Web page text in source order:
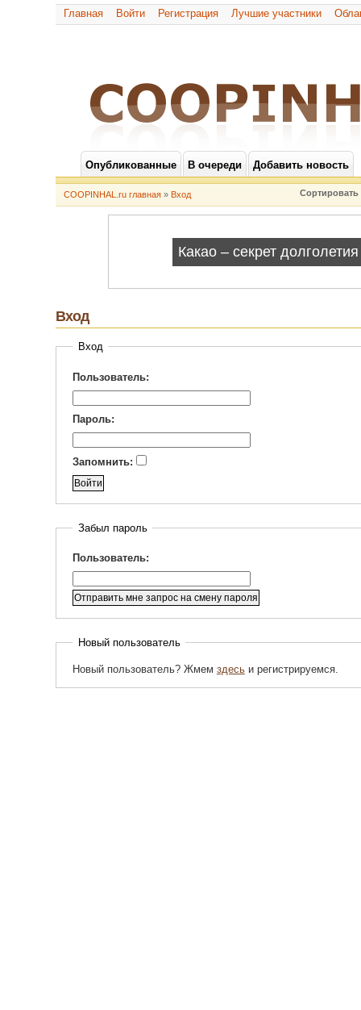
Главная Войти Регистрация Лучшие участники
Опубликованные В очереди Добавить новость
COOPINHAL.ru главная » Вход
Вход
Вход
Пользователь:
Пароль:
Запомнить:
Забыл пароль
Пользователь:
Новый пользователь
Новый пользователь? Жмем здесьи регистрируемся.